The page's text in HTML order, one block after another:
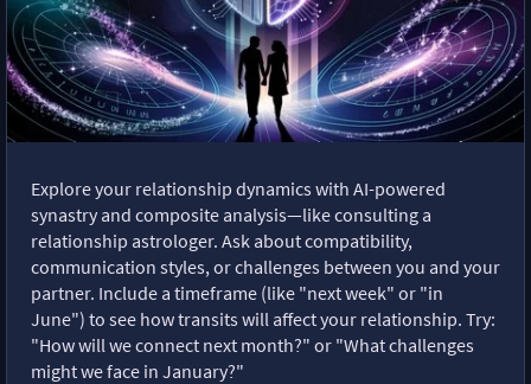
Explore your relationship dynamics with AI-powered
synastry and composite analysis—like consulting a
relationship astrologer. Ask about compatibility,
communication styles, or challenges between you and your
partner. Include a timeframe (like "next week" or "in
June") to see how transits will affect your relationship. Try:
"How will we connect next month?" or "What challenges
might we face in January?"